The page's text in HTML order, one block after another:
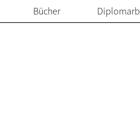
Bücher